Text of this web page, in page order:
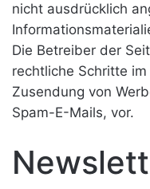
nicht ausdrücklich
Die Betreiber der
rechtliche Schritte
Zusendung von
Spam-E-Mails, vor.